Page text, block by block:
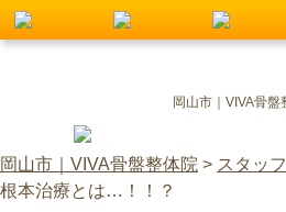
岡山市｜VIVA骨盤
岡山市｜VIVA骨盤整体院 > スタッ
根本治療とは…！！？